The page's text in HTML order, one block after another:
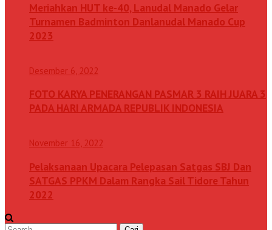
Meriahkan HUT ke-40, Lanudal Manado Gelar
Turnamen Badminton Danlanudal Manado Cup
2023
Desember 6, 2022
FOTO KARYA PENERANGAN PASMAR 3 RAIH JUARA 3
PADA HARI ARMADA REPUBLIK INDONESIA
November 16, 2022
Pelaksanaan Upacara Pelepasan Satgas SBJ Dan
SATGAS PPKM Dalam Rangka Sail Tidore Tahun
2022